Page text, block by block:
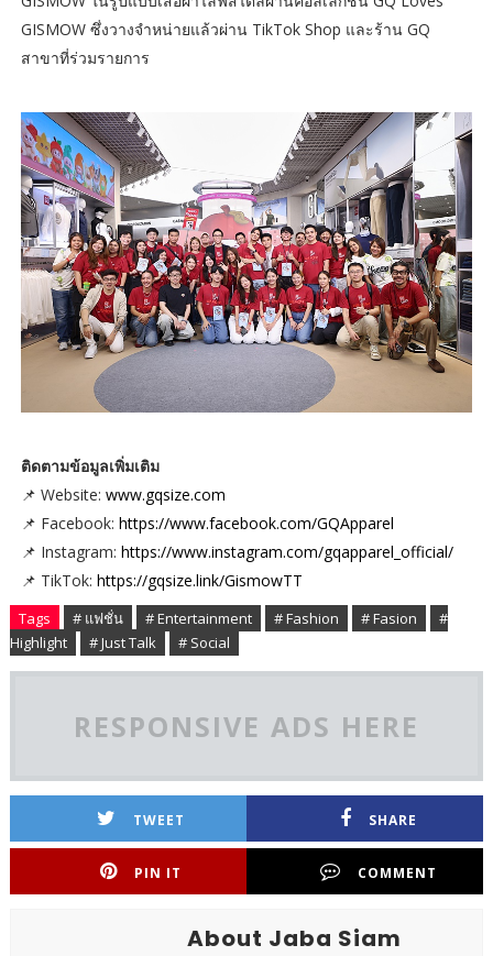
GISMOW ซึ่งวางจำหน่ายแล้วผ่าน TikTok Shop และร้าน GQ
สาขาที่ร่วมรายการ
ติดตามข้อมูลเพิ่มเติม
📌 Website: www.gqsize.com
📌 Facebook: https://www.facebook.com/GQApparel
📌 Instagram: https://www.instagram.com/gqapparel_official/
📌 TikTok: https://gqsize.link/GismowTT
Tags # แฟชั่น # Entertainment # Fashion # Fasion
#
Highlight
# Just Talk # Social
RESPONSIVE ADS HERE
TWEET SHARE
PIN IT COMMENT
About Jaba Siam